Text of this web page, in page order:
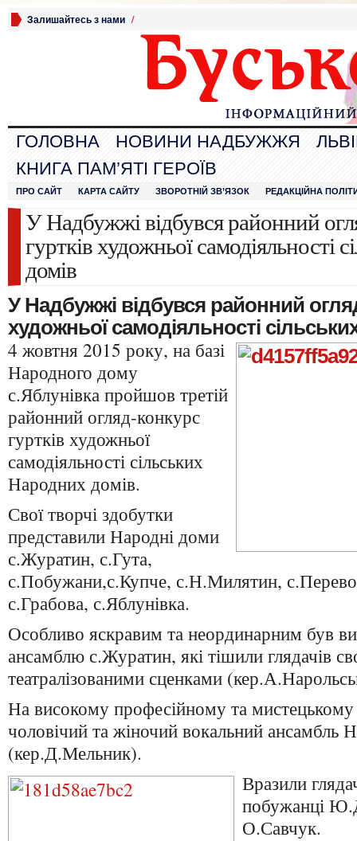
Залишайтесь з нами /
ГОЛОВНА НОВИНИ НАДБУЖЖЯ
КНИГА ПАМ’ЯТІ ГЕРОЇВ
ПРО САЙТ КАРТА САЙТУ ЗВОРОТНІЙ ЗВ’ЯЗОК РЕДАКЦІЙНА
У Надбужжі відбувся районний
гуртків художньої самодіяльності
домів
У Надбужжі відбувся районний
художньої самодіяльності
4 жовтня 2015 року, на базі
Народного дому
с.Яблунівка пройшов третій
районний огляд-конкурс
гуртків художньої
самодіяльності сільських
Народних домів.
Свої творчі здобутки
представили Народні доми
с.Журатин, с.Гута,
с.Побужани,с.Купче, с.Н.Милятин,
с.Грабова, с.Яблунівка.
Особливо яскравим та неординарним був
ансамблю с.Журатин, які тішили глядачів
театралізованими сценками
На високому професійному та мистецькому
чоловічий та жіночий вокальний
(кер.Д.Мельник).
Вразили
побужанці
О.Савчук.